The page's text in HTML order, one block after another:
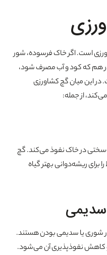
است. اگر خاک فرسوده، شور
هم که کود و آب مصرف شود،
این میان گچ کشاورزی
از جمله:
در خاک نفوذ می‌کند. گچ
ریشه‌دوانی بهتر گیاه
شوری یا سدیمی بودن هستند.
نفوذپذیری آن می‌شود.